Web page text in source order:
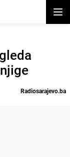
Radiosarajevo.ba